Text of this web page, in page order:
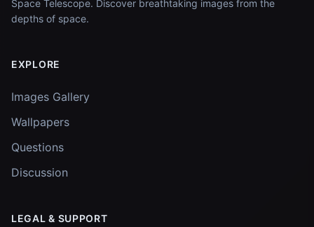
Space Telescope. Discover breathtaking images from the
depths of space.
EXPLORE
Images Gallery
Wallpapers
Questions
Discussion
LEGAL & SUPPORT